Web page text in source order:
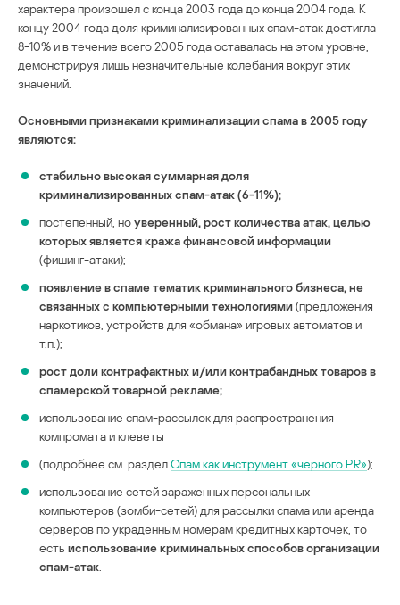
характера произошел с конца 2003 года до конца 2004 года. К
концу 2004 года доля криминализированных спам-атак достигла
8-10% и в течение всего 2005 года оставалась на этом уровне,
демонстрируя лишь незначительные колебания вокруг этих
значений.
Основными признаками криминализации спама в 2005 году
являются:
стабильно высокая суммарная доля
криминализированных спам-атак (6-11%);
постепенный, ноуверенный, рост количества атак, целью
которых является кража финансовой информации
(фишинг-атаки);
появление в спаме тематик криминального бизнеса, не
связанных с компьютерными технологиями(предложения
наркотиков, устройств для «обмана» игровых автоматов и
т.п.);
рост доли контрафактных и/или контрабандных товаров в
спамерской товарной рекламе;
использование спам-рассылок для распространения
компромата и клеветы
(подробнее см. разделСпам как инструмент «черного PR»);
использование сетей зараженных персональных
компьютеров (зомби-сетей) для рассылки спама или аренда
серверов по украденным номерам кредитных карточек, то
есть использование криминальных способов организации
спам-атак.